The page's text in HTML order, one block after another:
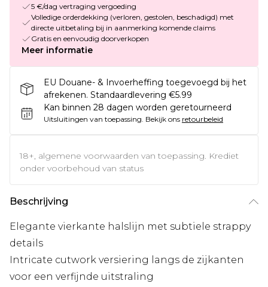
5 €/dag vertraging vergoeding
Volledige orderdekking (verloren, gestolen, beschadigd) met
directe uitbetaling bij in aanmerking komende claims
Gratis en eenvoudig doorverkopen
Meer informatie
EU Douane- & Invoerheffing toegevoegd bij het
afrekenen. Standaardlevering €5.99
Kan binnen 28 dagen worden geretourneerd
Uitsluitingen van toepassing. Bekijk ons retourbeleid
18+, algemene voorwaarden van toepassing. Krediet
onder voorbehoud van status
Beschrijving
Elegante vierkante halslijn met subtiele strappy
details
Intricate cutwork versiering langs de zijkanten
voor een verfijnde uitstraling